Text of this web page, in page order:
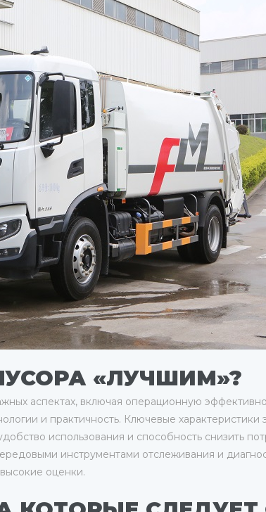
«ЛУЧШИМ»?
аспектах, включая операционную
и практичность. Ключевые характеристики
использования и способность снизить
инструментами отслеживания и
оценки.